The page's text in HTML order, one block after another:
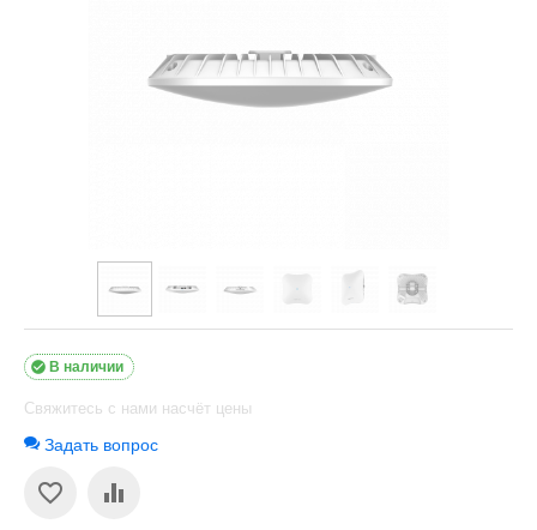
В наличии

Свяжитесь с нами насчёт цены
Задать вопрос